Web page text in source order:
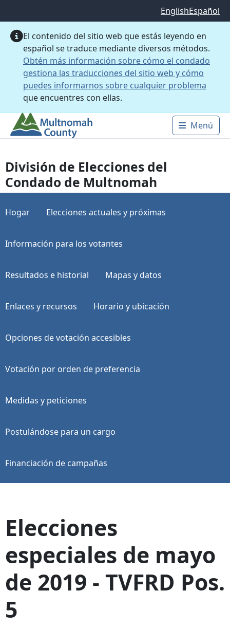
EnglishEspañol
El contenido del sitio web que estás leyendo en
español se traduce mediante diversos métodos.
Obtén más información sobre cómo el condado
gestiona las traducciones del sitio web y cómo
puedes informarnos sobre cualquier problema
que encuentres con ellas.
Main
Menú
División de Elecciones del
Condado de Multnomah
Hogar Elecciones actuales y próximas
Información para los votantes
Resultados e historial Mapas y datos
Enlaces y recursos Horario y ubicación
Opciones de votación accesibles
Votación por orden de preferencia
Medidas y peticiones
Postulándose para un cargo
Financiación de campañas
Elecciones
especiales de mayo
de 2019 - TVFRD Pos.
5